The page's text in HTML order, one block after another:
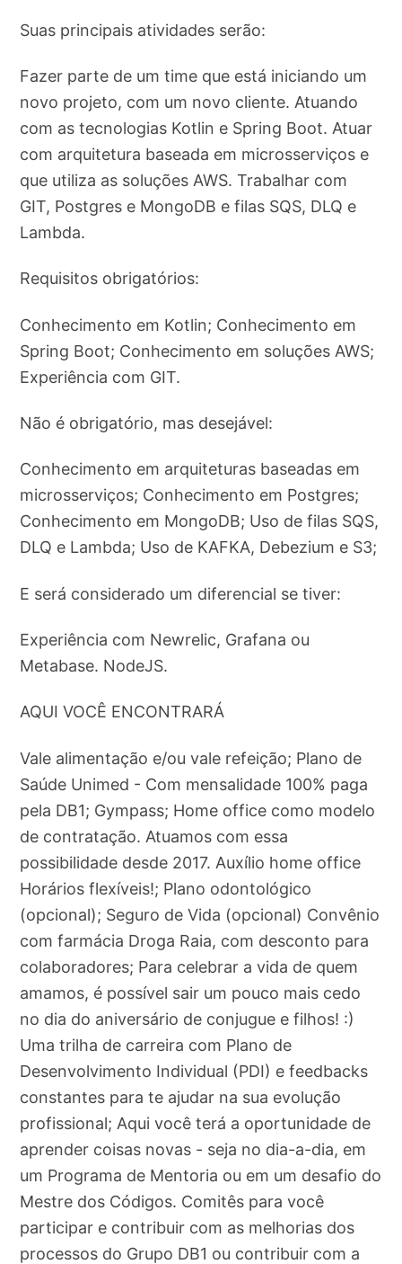
Suas principais atividades serão:
Fazer parte de um time que está iniciando um
novo projeto, com um novo cliente. Atuando
com as tecnologias Kotlin e Spring Boot. Atuar
com arquitetura baseada em microsserviços e
que utiliza as soluções AWS. Trabalhar com
GIT, Postgres e MongoDB e filas SQS, DLQ e
Lambda.
Requisitos obrigatórios:
Conhecimento em Kotlin; Conhecimento em
Spring Boot; Conhecimento em soluções AWS;
Experiência com GIT.
Não é obrigatório, mas desejável:
Conhecimento em arquiteturas baseadas em
microsserviços; Conhecimento em Postgres;
Conhecimento em MongoDB; Uso de filas SQS,
DLQ e Lambda; Uso de KAFKA, Debezium e S3;
E será considerado um diferencial se tiver:
Experiência com Newrelic, Grafana ou
Metabase. NodeJS.
AQUI VOCÊ ENCONTRARÁ
Vale alimentação e/ou vale refeição; Plano de
Saúde Unimed - Com mensalidade 100% paga
pela DB1; Gympass; Home office como modelo
de contratação. Atuamos com essa
possibilidade desde 2017. Auxílio home office
Horários flexíveis!; Plano odontológico
(opcional); Seguro de Vida (opcional) Convênio
com farmácia Droga Raia, com desconto para
colaboradores; Para celebrar a vida de quem
amamos, é possível sair um pouco mais cedo
no dia do aniversário de conjugue e filhos! :)
Uma trilha de carreira com Plano de
Desenvolvimento Individual (PDI) e feedbacks
constantes para te ajudar na sua evolução
profissional; Aqui você terá a oportunidade de
aprender coisas novas - seja no dia-a-dia, em
um Programa de Mentoria ou em um desafio do
Mestre dos Códigos. Comitês para você
participar e contribuir com as melhorias dos
processos do Grupo DB1 ou contribuir com a